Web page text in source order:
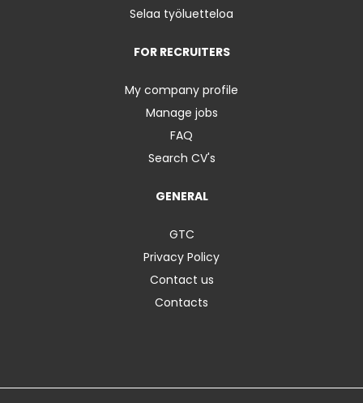
Selaa työluetteloa
FOR RECRUITERS
My company profile
Manage jobs
FAQ
Search CV's
GENERAL
GTC
Privacy Policy
Contact us
Contacts